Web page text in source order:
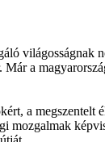
világosságnak
a
a megszentelt
mozgalmak